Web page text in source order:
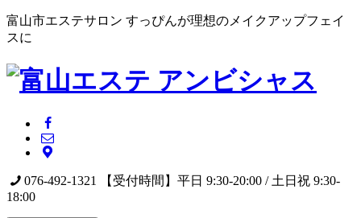
富山市エステサロン すっぴんが理想のメイクアップフェイ
スに
076-492-1321
【受付時間】平日 9:30-20:00 / 土日祝 9:30-
18:00